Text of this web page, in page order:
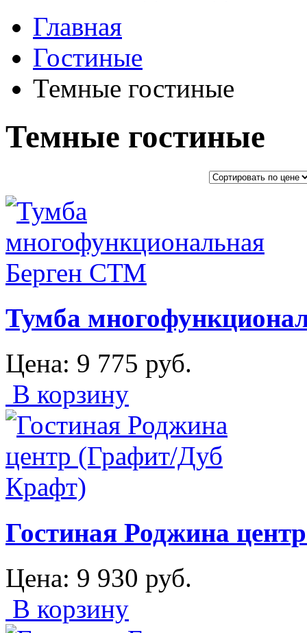
Главная
Гостиные
Темные гостиные
Темные гостиные
Тумба
Цена: 9 775 руб.
В корзину
Гостиная Роджина
Цена: 9 930 руб.
В корзину